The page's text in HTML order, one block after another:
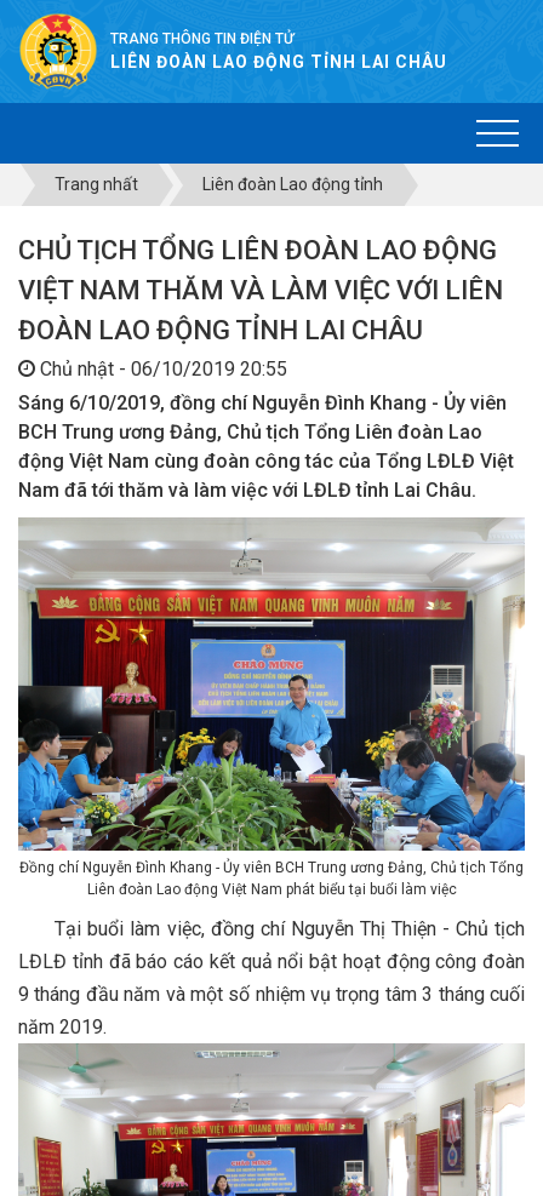
TRANG THÔNG TIN ĐIỆN TỬ
LIÊN ĐOÀN LAO ĐỘNG TỈNH LAI CHÂU
Trang nhất Liên đoàn Lao động tỉnh
CHỦ TỊCH TỔNG LIÊN ĐOÀN LAO ĐỘNG
VIỆT NAM THĂM VÀ LÀM VIỆC VỚI LIÊN
ĐOÀN LAO ĐỘNG TỈNH LAI CHÂU
Chủ nhật - 06/10/2019 20:55
Sáng 6/10/2019, đồng chí Nguyễn Đình Khang - Ủy viên
BCH Trung ương Đảng, Chủ tịch Tổng Liên đoàn Lao
động Việt Nam cùng đoàn công tác của Tổng LĐLĐ Việt
Nam đã tới thăm và làm việc với LĐLĐ tỉnh Lai Châu.
Đồng chí Nguyễn Đình Khang - Ủy viên BCH Trung ương Đảng, Chủ tịch Tổng
Liên đoàn Lao động Việt Nam phát biểu tại buổi làm việc
Tại buổi làm việc, đồng chí Nguyễn Thị Thiện - Chủ tịch
LĐLĐ tỉnh đã báo cáo kết quả nổi bật hoạt động công đoàn
9 tháng đầu năm và một số nhiệm vụ trọng tâm 3 tháng cuối
năm 2019.